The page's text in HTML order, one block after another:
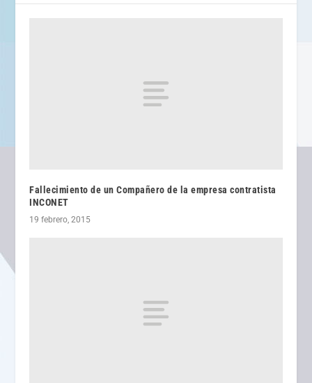
Fallecimiento de un Compañero de la empresa contratista
INCONET
19 febrero, 2015